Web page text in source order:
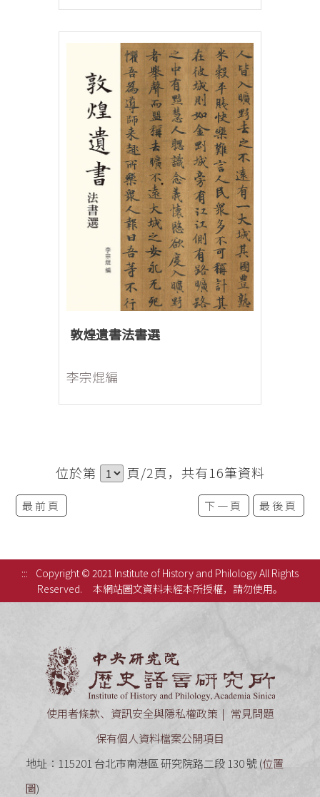
敦煌遺書法書選
李宗焜編
位於第 頁/2頁，共有16筆資料
最前頁 下一頁 最後頁
:::
Copyright © 2021 Institute of History and Philology All Rights
Reserved.
本網站圖文資料未經本所授權，請勿使用。
使用者條款、資訊安全與隱私權政策
常見問題
保有個人資料檔案公開項目
地址：115201 台北市南港區 研究院路二段 130 號 (位置
圖)